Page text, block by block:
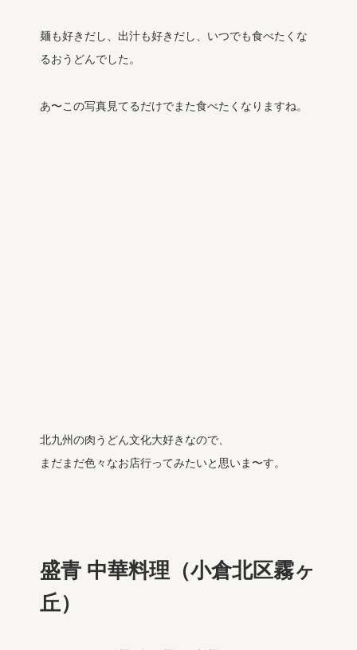
麺も好きだし、出汁も好きだし、いつでも食べたくな
るおうどんでした。
あ〜この写真見てるだけでまた食べたくなりますね。
北九州の肉うどん文化大好きなので、
まだまだ色々なお店行ってみたいと思いま〜す。
盛青 中華料理（小倉北区霧ヶ
丘）